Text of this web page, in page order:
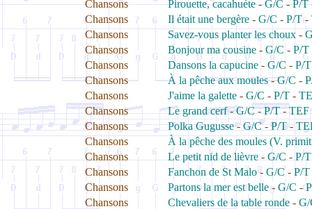
Chansons
Pirouette, cacahuète-G/C-P/T
Chansons
Il était une bergère - G/C - P/T-
Chansons
Savez-vous planter les choux -
Chansons
Bonjour ma cousine - G/C - P/T
Chansons
Dansons la capucine - G/C - P/T
Chansons
À la pêche aux moules-G/C -
Chansons
J'aime la galette - G/C - P/T -
Chansons
Le grand cerf-G/C-P/T-TEF
Chansons
Polka Gugusse-G/C-P/T-
Chansons
À la pêche des moules (V.
Chansons
Le petit nid de lièvre - G/C - P/T
Chansons
Fanchon de St Malo- G/C- P/T
Chansons
Partons la mer est belle- G/C -
Chansons
Chevaliers de la table ronde - G/